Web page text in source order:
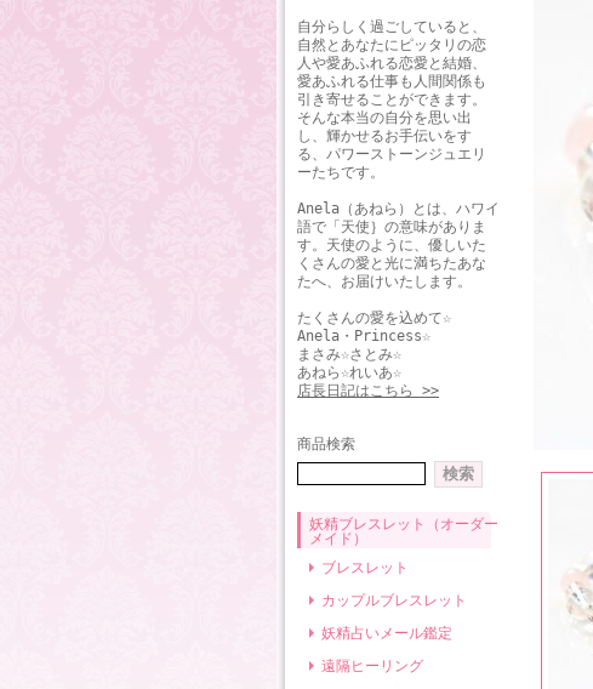
自分らしく過ごしていると、
自然とあなたにピッタリの恋
人や愛あふれる恋愛と結婚、
愛あふれる仕事も人間関係も
引き寄せることができます。
そんな本当の自分を思い出
し、輝かせるお手伝いをす
る、パワーストーンジュエリ
ーたちです。
Anela（あねら）とは、ハワイ
語で「天使｝の意味がありま
す。天使のように、優しいた
くさんの愛と光に満ちたあな
たへ、お届けいたします。
たくさんの愛を込めて☆
Anela・Princess☆
まさみ☆さとみ☆
あねら☆れいあ☆
店長日記はこちら >>
商品検索
妖精ブレスレット（オーダー
メイド）
ブレスレット
カップルブレスレット
妖精占いメール鑑定
遠隔ヒーリング